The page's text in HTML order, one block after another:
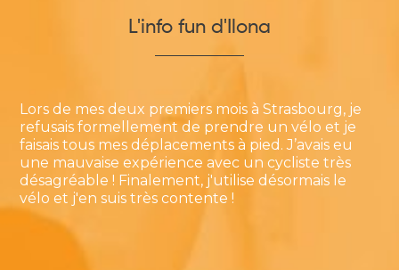
L'info fun d'Ilona
Lors de mes deux premiers mois à Strasbourg, je
refusais formellement de prendre un vélo et je
faisais tous mes déplacements à pied. J’avais eu
une mauvaise expérience avec un cycliste très
désagréable ! Finalement, j'utilise désormais le
vélo et j'en suis très contente !